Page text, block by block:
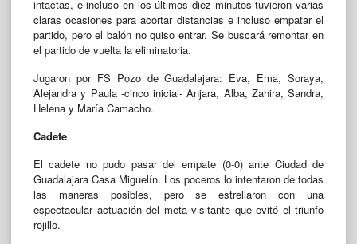
intactas, e incluso en los últimos diez minutos tuvieron varias
claras ocasiones para acortar distancias e incluso empatar el
partido, pero el balón no quiso entrar. Se buscará remontar en
el partido de vuelta la eliminatoria.
Jugaron por FS Pozo de Guadalajara: Eva, Ema, Soraya,
Alejandra y Paula -cinco inicial- Anjara, Alba, Zahira, Sandra,
Helena y María Camacho.
Cadete
El cadete no pudo pasar del empate (0-0) ante Ciudad de
Guadalajara Casa Miguelín. Los poceros lo intentaron de todas
las maneras posibles, pero se estrellaron con una
espectacular actuación del meta visitante que evitó el triunfo
rojillo.